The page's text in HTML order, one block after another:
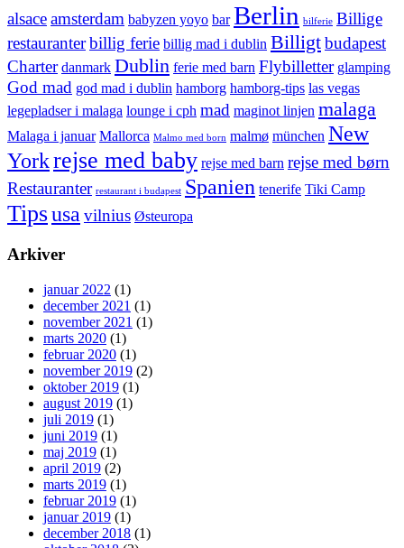
alsaceamsterdam babyzen yoyo bar Berlin bilferie Billige
restauranterbillig ferie billig mad i dublin Billigtbudapest
Charter danmark Dublin ferie med barn Flybilletter glamping
God mad god mad i dublin hamborg hamborg-tips las vegas
legepladser i malaga lounge i cph mad maginot linjen malaga
Malaga i januar Mallorca Malmo med born malmø münchen New
Yorkrejse med baby rejse med barn rejse med børn
Restauranter restaurant i budapest Spanien tenerife Tiki Camp
Tipsusa vilnius Østeuropa
Arkiver
januar 2022 (1)
december 2021 (1)
november 2021 (1)
marts 2020 (1)
februar 2020 (1)
november 2019 (2)
oktober 2019 (1)
august 2019 (1)
juli 2019 (1)
juni 2019 (1)
maj 2019 (1)
april 2019 (2)
marts 2019 (1)
februar 2019 (1)
januar 2019 (1)
december 2018 (1)